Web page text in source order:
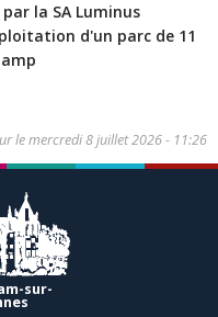
la SA Luminus
d'un parc de 11
lemercredi 8 juillet 2026 - 11:26
sur-